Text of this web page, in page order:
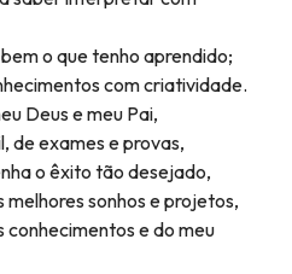
o que tenho aprendido;
com criatividade.
Deus e meu Pai,
de exames e provas,
o êxito tão desejado,
sonhos e projetos,
e do meu